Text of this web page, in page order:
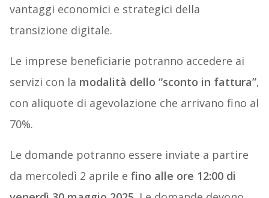
vantaggi economici e strategici della
transizione digitale.
Le imprese beneficiarie potranno accedere ai
servizi con la modalità dello “sconto in fattura”,
con aliquote di agevolazione che arrivano fino al
70%.
Le domande potranno essere inviate a partire
da mercoledì 2 aprile e fino alle ore 12:00 di